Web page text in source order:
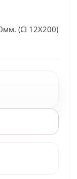
(CI 12X200)